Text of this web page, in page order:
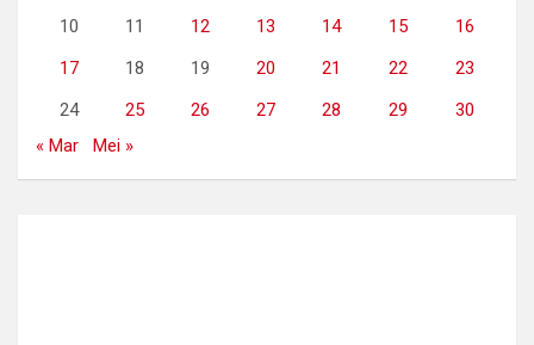
10
11 12 13 14 15
16
17
18 19 20 21 22
23
24
25 26 27 28 29
30
« Mar
Mei »